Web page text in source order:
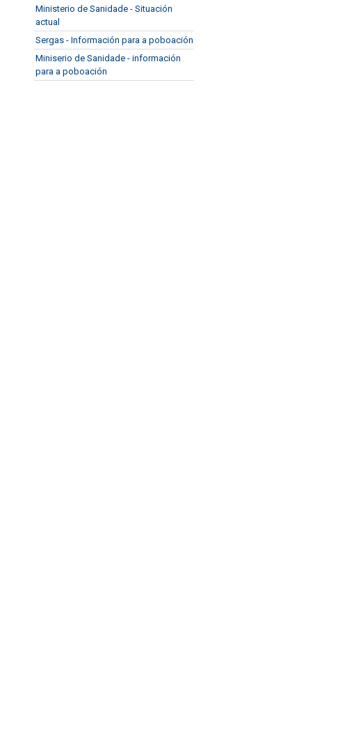
Ministerio de Sanidade - Situación
actual
Sergas - Información para a poboación
Miniserio de Sanidade - información
para a poboación